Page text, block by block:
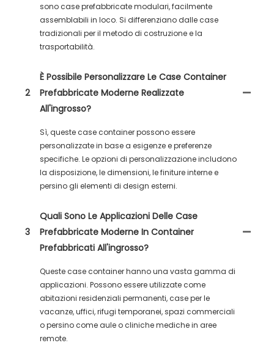
sono case prefabbricate modulari, facilmente
assemblabili in loco. Si differenziano dalle case
tradizionali per il metodo di costruzione e la
trasportabilità.
2
È Possibile Personalizzare Le Case Container
Prefabbricate Moderne Realizzate
All'ingrosso?
Sì, queste case container possono essere
personalizzate in base a esigenze e preferenze
specifiche. Le opzioni di personalizzazione includono
la disposizione, le dimensioni, le finiture interne e
persino gli elementi di design esterni.
3
Quali Sono Le Applicazioni Delle Case
Prefabbricate Moderne In Container
Prefabbricati All'ingrosso?
Queste case container hanno una vasta gamma di
applicazioni. Possono essere utilizzate come
abitazioni residenziali permanenti, case per le
vacanze, uffici, rifugi temporanei, spazi commerciali
o persino come aule o cliniche mediche in aree
remote.